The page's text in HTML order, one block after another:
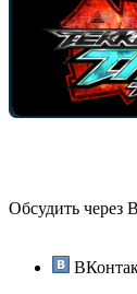
Обсудить через